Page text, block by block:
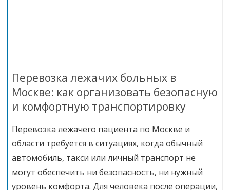
Перевозка лежачих больных в
Москве: как организовать безопасную
и комфортную транспортировку
Перевозка лежачего пациента по Москве и
области требуется в ситуациях, когда обычный
автомобиль, такси или личный транспорт не
могут обеспечить ни безопасность, ни нужный
уровень комфорта. Для человека после операции,